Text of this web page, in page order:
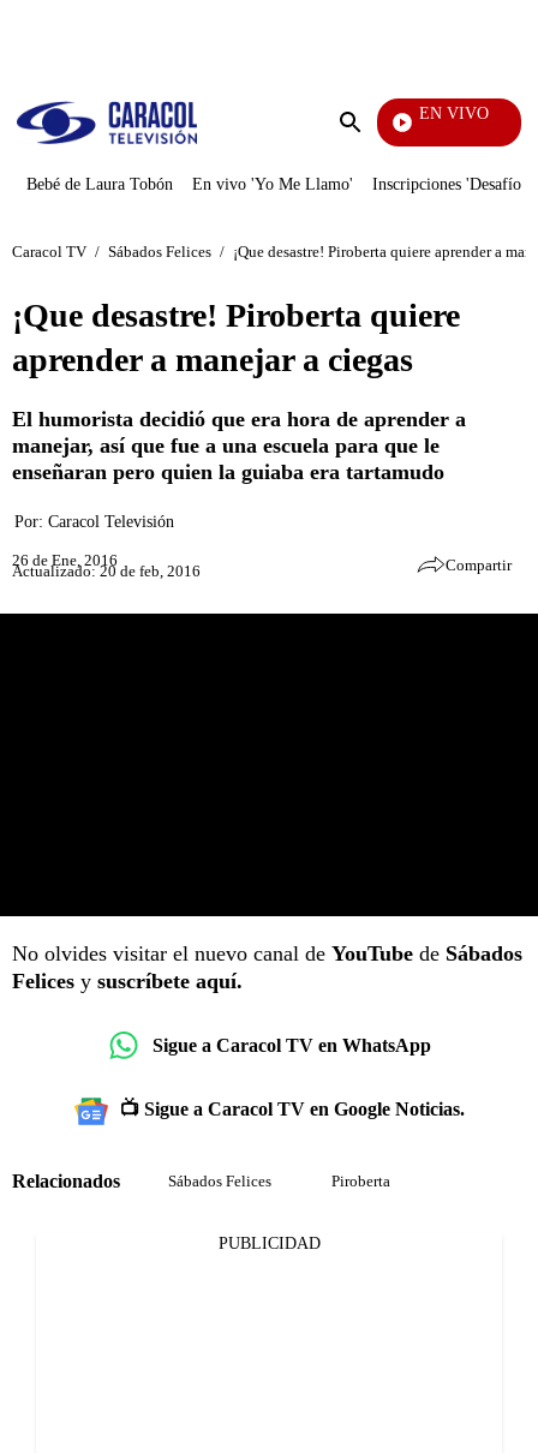
Enviar
EN VIVO
Noticias Caracol
Bebé de Laura Tobón En vivo 'Yo Me Llamo' Inscripciones 'Desafío'
Caracol TV / Sábados Felices / ¡Que desastre! Piroberta quiere aprender a
¡Que desastre! Piroberta quiere
aprender a manejar a ciegas
El humorista decidió que era hora de aprender a
manejar, así que fue a una escuela para que le
enseñaran pero quien la guiaba era tartamudo
Por: Caracol Televisión
26 de Ene, 2016
Actualizado: 20 de feb, 2016 Compartir
No olvides visitar el nuevo canal de YouTube de Sábados
Felices y suscríbete aquí.
Sigue a Caracol TV en WhatsApp
📺 Sigue a Caracol TV en Google Noticias.
Relacionados Sábados Felices Piroberta
PUBLICIDAD